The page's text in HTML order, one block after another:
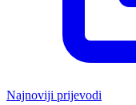
Najnoviji prijevodi